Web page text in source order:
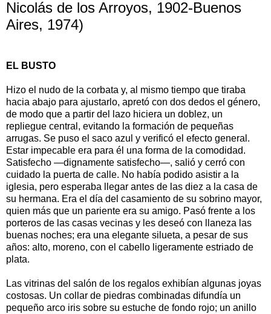
Nicolás de los Arroyos, 1902-Buenos
Aires, 1974)
EL BUSTO
Hizo el nudo de la corbata y, al mismo tiempo que tiraba
hacia abajo para ajustarlo, apretó con dos dedos el género,
de modo que a partir del lazo hiciera un doblez, un
repliegue central, evitando la formación de pequeñas
arrugas. Se puso el saco azul y verificó el efecto general.
Estar impecable era para él una forma de la comodidad.
Satisfecho —dignamente satisfecho—, salió y cerró con
cuidado la puerta de calle. No había podido asistir a la
iglesia, pero esperaba llegar antes de las diez a la casa de
su hermana. Era el día del casamiento de su sobrino mayor,
quien más que un pariente era su amigo. Pasó frente a los
porteros de las casas vecinas y les deseó con llaneza las
buenas noches; era una elegante silueta, a pesar de sus
años: alto, moreno, con el cabello ligeramente estriado de
plata.
Las vitrinas del salón de los regalos exhibían algunas joyas
costosas. Un collar de piedras combinadas difundía un
pequeño arco iris sobre su estuche de fondo rojo; un anillo